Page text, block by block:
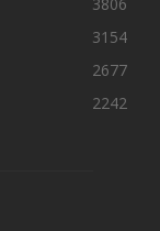
3154
2677
2242